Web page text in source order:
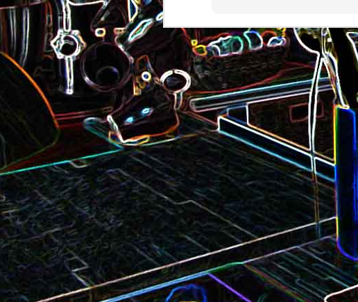
Salade de vermicelles de riz,
aux crevettes et au
pamplemousse Minis brownies aux Oreo®
Curry de brocoli et de carottes Bundt cake au chocolat
praliné